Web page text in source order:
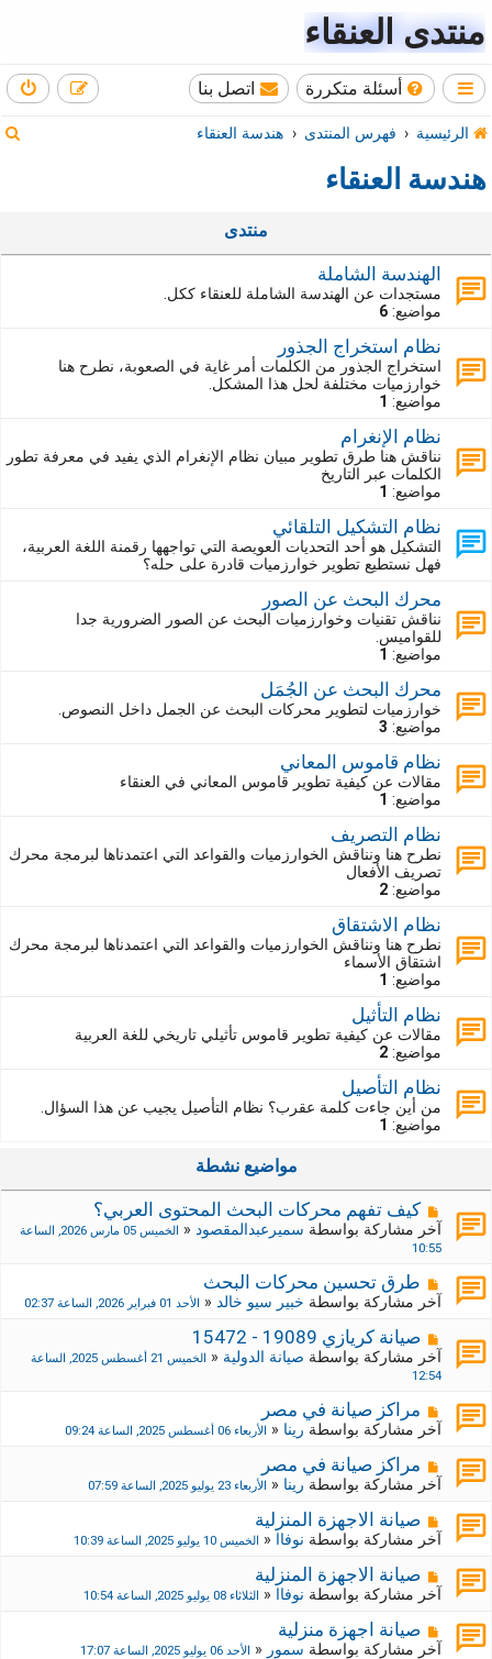
منتدى العنقاء
أسئلة متكررة اتصل بنا
الرئيسية فهرس المنتدى هندسة العنقاء
هندسة العنقاء
منتدى
الهندسة الشاملة
مستجدات عن الهندسة الشاملة للعنقاء ككل.
مواضيع: 6
نظام استخراج الجذور
استخراج الجذور من الكلمات أمر غاية في الصعوبة، نطرح هنا
خوارزميات مختلفة لحل هذا المشكل.
مواضيع: 1
نظام الإنغرام
نناقش هنا طرق تطوير مبيان نظام الإنغرام الذي يفيد في معرفة تطور
الكلمات عبر التاريخ
مواضيع: 1
نظام التشكيل التلقائي
التشكيل هو أحد التحديات العويصة التي تواجهها رقمنة اللغة العربية،
فهل نستطيع تطوير خوارزميات قادرة على حله؟
محرك البحث عن الصور
نناقش تقنيات وخوارزميات البحث عن الصور الضرورية جدا
للقواميس.
مواضيع: 1
محرك البحث عن الجُمَل
خوارزميات لتطوير محركات البحث عن الجمل داخل النصوص.
مواضيع: 3
نظام قاموس المعاني
مقالات عن كيفية تطوير قاموس المعاني في العنقاء
مواضيع: 1
نظام التصريف
نطرح هنا ونناقش الخوارزميات والقواعد التي اعتمدناها لبرمجة محرك
تصريف الأفعال
مواضيع: 2
نظام الاشتقاق
نطرح هنا ونناقش الخوارزميات والقواعد التي اعتمدناها لبرمجة محرك
اشتقاق الأسماء
مواضيع: 1
نظام التأثيل
مقالات عن كيفية تطوير قاموس تأثيلي تاريخي للغة العربية
مواضيع: 2
نظام التأصيل
من أين جاءت كلمة عقرب؟ نظام التأصيل يجيب عن هذا السؤال.
مواضيع: 1
مواضيع نشطة
كيف تفهم محركات البحث المحتوى العربي؟
آخر مشاركة بواسطة سميرعبدالمقصود «
الخميس 05 مارس 2026, الساعة
10:55
طرق تحسين محركات البحث
آخر مشاركة بواسطة خبير سيو خالد « الأحد 01 فبراير 2026, الساعة 02:37
صيانة كريازي 19089 - 15472
آخر مشاركة بواسطة صيانة الدولية «
الخميس 21 أغسطس 2025, الساعة
12:54
مراكز صيانة في مصر
آخر مشاركة بواسطة رينا « الأربعاء 06 أغسطس 2025, الساعة 09:24
مراكز صيانة في مصر
آخر مشاركة بواسطة رينا « الأربعاء 23 يوليو 2025, الساعة 07:59
صيانة الاجهزة المنزلية
آخر مشاركة بواسطة نوفاا « الخميس 10 يوليو 2025, الساعة 10:39
صيانة الاجهزة المنزلية
آخر مشاركة بواسطة نوفاا « الثلاثاء 08 يوليو 2025, الساعة 10:54
صيانة اجهزة منزلية
آخر مشاركة بواسطة سمور « الأحد 06 يوليو 2025, الساعة 17:07